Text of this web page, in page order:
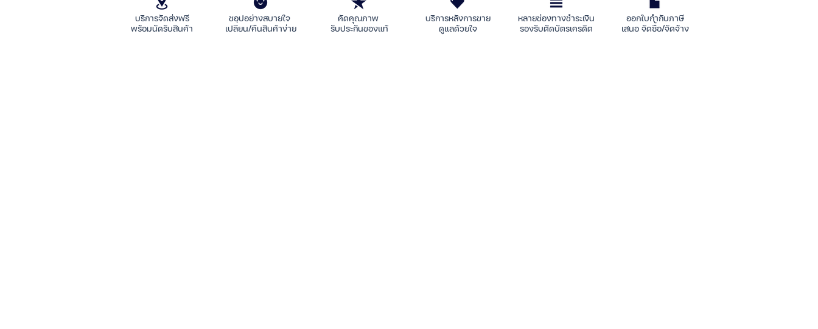
บริการจัดส่งฟรี
พร้อมนัดรับสินค้า
ชอปอย่างสบายใจ
เปลี่ยน/คืนสินค้าง่าย
คัดคุณภาพ
รับประกันของแท้
บริการหลังการขาย
ดูแลด้วยใจ
หลายช่องทางชำระเงิน
รองรับตัดบัตรเครดิต
ออกใบกำกับภาษี
เสนอ จัดซื้อ/จัดจ้าง